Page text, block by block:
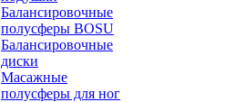
Балансировочные
полусферы BOSU
Балансировочные
диски
Масажные
полусферы для ног